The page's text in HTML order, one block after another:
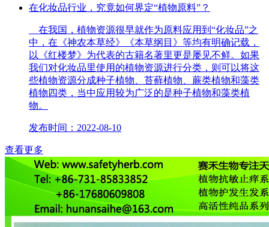
在化妆品行业，究竟如何界定“植物原料”？
在我国，植物资源很早就作为原料应用到“化妆品”之
中，在《神农本草经》《本草纲目》等均有明确记载，
以《红楼梦》为代表的古籍名著里更是屡见不鲜。如果
我们对化妆品里使用的植物资源进行分类，则可以将这
些植物资源分成种子植物、苔藓植物、蕨类植物和藻类
植物四类，当中应用较为广泛的是种子植物和藻类植
物。
发布时间：2022-08-10
查看更多